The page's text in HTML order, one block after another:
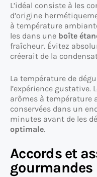
L’idéal consiste à les
d’origine
à température
les dans une boîte
fraîcheur. Évitez
créerait de la
La température de
l’expérience gustative.
arômes à température
conservées dans un
minutes avant de les
optimale.
Accords et
gourmandes